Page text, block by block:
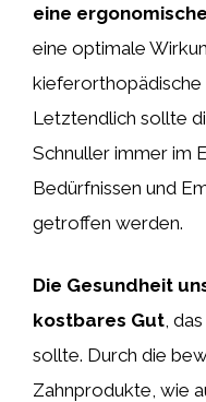
eine
eine optimale
kieferorthopädische
Letztendlich sollte
Schnuller immer im
Bedürfnissen und
getroffen werden.
Die Gesundheit
kostbares Gut,
sollte. Durch die
Zahnprodukte, wie